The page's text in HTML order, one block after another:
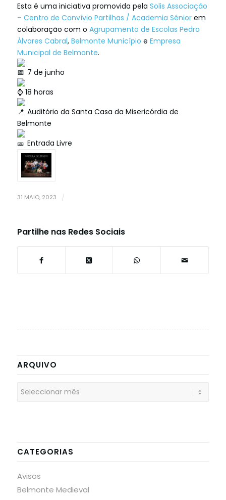
Esta é uma iniciativa promovida pela Solis Associação
– Centro de Convívio Partilhas / Academia Séniorem
colaboração com o Agrupamento de Escolas Pedro
Álvares Cabral, Belmonte Município e Empresa
Municipal de Belmonte.
7 de junho
18 horas
Auditório da Santa Casa da Misericórdia de
Belmonte
Entrada Livre
31 MAIO, 2023 /
Partilhe nas Redes Sociais
ARQUIVO
CATEGORIAS
Avisos
Belmonte Medieval